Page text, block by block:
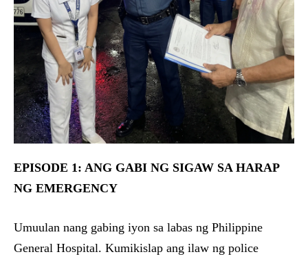
EPISODE 1: ANG GABI NG SIGAW SA HARAP
NG EMERGENCY
Umuulan nang gabing iyon sa labas ng Philippine
General Hospital. Kumikislap ang ilaw ng police